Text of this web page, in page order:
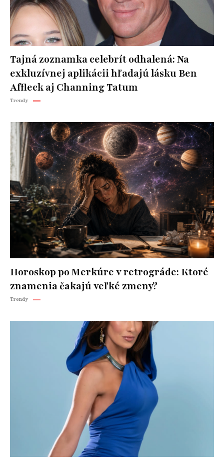
Tajná zoznamka celebrít odhalená: Na
exkluzívnej aplikácii hľadajú lásku Ben
Affleck aj Channing Tatum
Trendy
Horoskop po Merkúre v retrográde: Ktoré
znamenia čakajú veľké zmeny?
Trendy